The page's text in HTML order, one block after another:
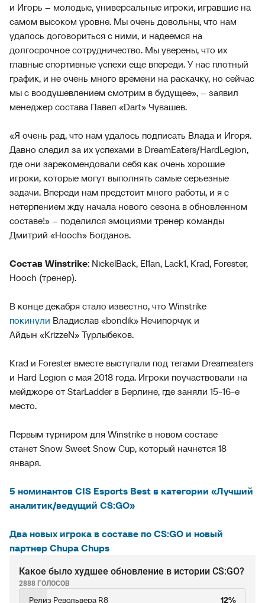
и Игорь – молодые, универсальные игроки, игравшие на
самом высоком уровне. Мы очень довольны, что нам
удалось договориться с ними, и надеемся на
долгосрочное сотрудничество. Мы уверены, что их
главные спортивные успехи еще впереди. У нас плотный
график, и не очень много времени на раскачку, но сейчас
мы с воодушевлением смотрим в будущее», – заявил
менеджер состава Павел «Dart» Чувашев.
«Я очень рад, что нам удалось подписать Влада и Игоря.
Давно следил за их успехами в DreamEaters/HardLegion,
где они зарекомендовали себя как очень хорошие
игроки, которые могут выполнять самые серьезные
задачи. Впереди нам предстоит много работы, и я с
нетерпением жду начала нового сезона в обновленном
составе!» – поделился эмоциями тренер команды
Дмитрий «Hooch» Богданов.
Состав Winstrike: NickelBack, El1an, Lack1, Krad, Forester,
Hooch (тренер).
В конце декабря стало известно, что Winstrike
покинули Владислав «bondik» Нечипорчук и
Айдын «KrizzeN» Турлыбеков.
Krad и Forester вместе выступали под тегами Dreameaters
и Hard Legion с мая 2018 года. Игроки поучаствовали на
мейджоре от StarLadder в Берлине, где заняли 15-16-е
место.
Первым турниром для Winstrike в новом составе
станет Snow Sweet Snow Cup, который начнется 18
января.
5 номинантов CIS Esports Best в категории «Лучший
аналитик/ведущий CS:GO»
Два новых игрока в составе по CS:GO и новый
партнер Chupa Chups
Какое было худшее обновление в истории CS:GO?
2888 ГОЛОСОВ
Релиз Револьвера R8 12%